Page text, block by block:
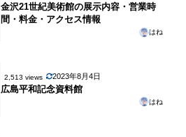
金沢21世紀美術館の展示内容・営業時
間・料金・アクセス情報
はね
2,513 views 2023年8月4日
広島平和記念資料館
はね